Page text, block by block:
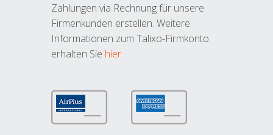
Zahlungen via Rechnung für unsere
Firmenkunden erstellen. Weitere
Informationen zum Talixo-Firmkonto
erhalten Sie hier.